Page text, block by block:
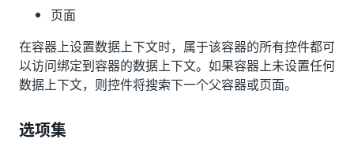
页面
在容器上设置数据上下文时，属于该容器的所有控件都可
以访问绑定到容器的数据上下文。如果容器上未设置任何
数据上下文，则控件将搜索下一个父容器或页面。
选项集